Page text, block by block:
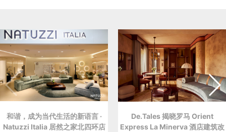
和谐，成为当代生活的新语言 ·
Natuzzi Italia 居然之家北四环店
De.Tales 揭晓罗马 Orient
Express La Minerva 酒店建筑改